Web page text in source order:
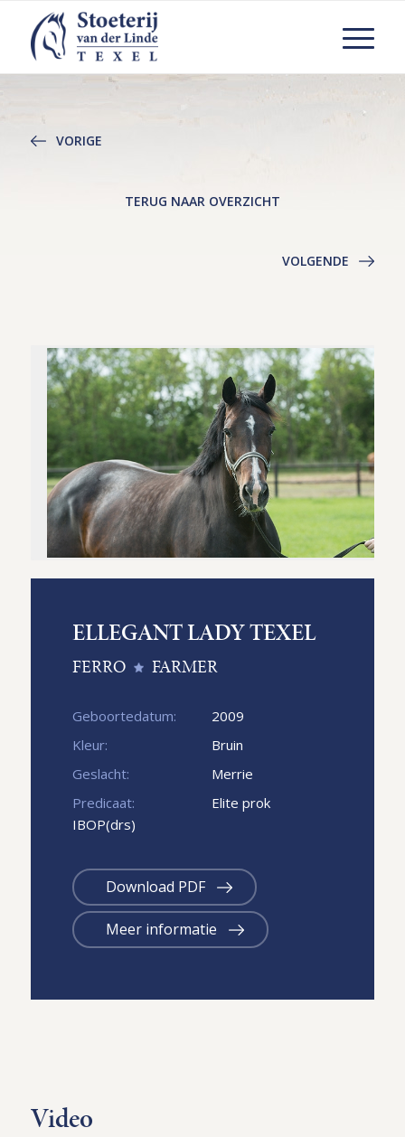
VORIGE
TERUG NAAR OVERZICHT
VOLGENDE
ELLEGANT LADY TEXEL
FERRO FARMER
Geboortedatum:
2009
Kleur:
Bruin
Geslacht:
Merrie
Predicaat:
Elite prok
IBOP(drs)
Download PDF
Meer informatie
Video